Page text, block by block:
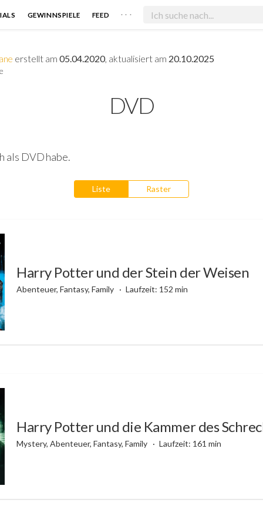
GEWINNSPIELE FEED . . .
erstellt am 05.04.2020, aktualisiert am 20.10.2025
DVD
als DVD habe.
Liste Raster
Harry Potter und der Stein der Weisen
Abenteuer, Fantasy, Family Laufzeit: 152 min
Harry Potter und die Kammer des
Mystery, Abenteuer, Fantasy, Family Laufzeit: 161 min